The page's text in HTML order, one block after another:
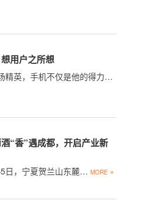
用户之所想
精英，手机不仅是他的得力…
“香”遇成都，开启产业新
日，宁夏贺兰山东麓… MORE »